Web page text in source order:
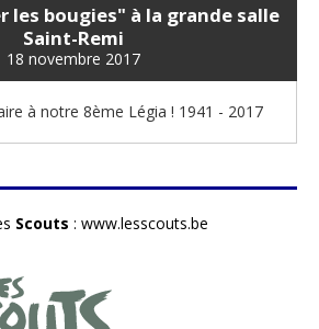
les bougies" à la grande salle
Saint-Remi
18 novembre 2017
à notre 8ème Légia ! 1941 - 2017
Scouts : www.lesscouts.be